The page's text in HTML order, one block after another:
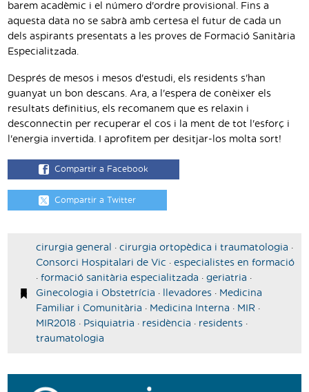
barem acadèmic i el número d'ordre provisional. Fins a
aquesta data no se sabrà amb certesa el futur de cada un
dels aspirants presentats a les proves de Formació Sanitària
Especialitzada.
Després de mesos i mesos d'estudi, els residents s'han
guanyat un bon descans. Ara, a l'espera de conèixer els
resultats definitius, els recomanem que es relaxin i
desconnectin per recuperar el cos i la ment de tot l'esforç i
l'energia invertida. I aprofitem per desitjar-los molta sort!
Compartir a Facebook
Compartir a Twitter
cirurgia general · cirurgia ortopèdica i traumatologia ·
Consorci Hospitalari de Vic· especialistes en formació
· formació sanitària especialitzada · geriatria ·
Ginecologia i Obstetrícia · llevadores· Medicina
Familiar i Comunitària · Medicina Interna · MIR ·
MIR2018 · Psiquiatria · residència · residents·
traumatologia